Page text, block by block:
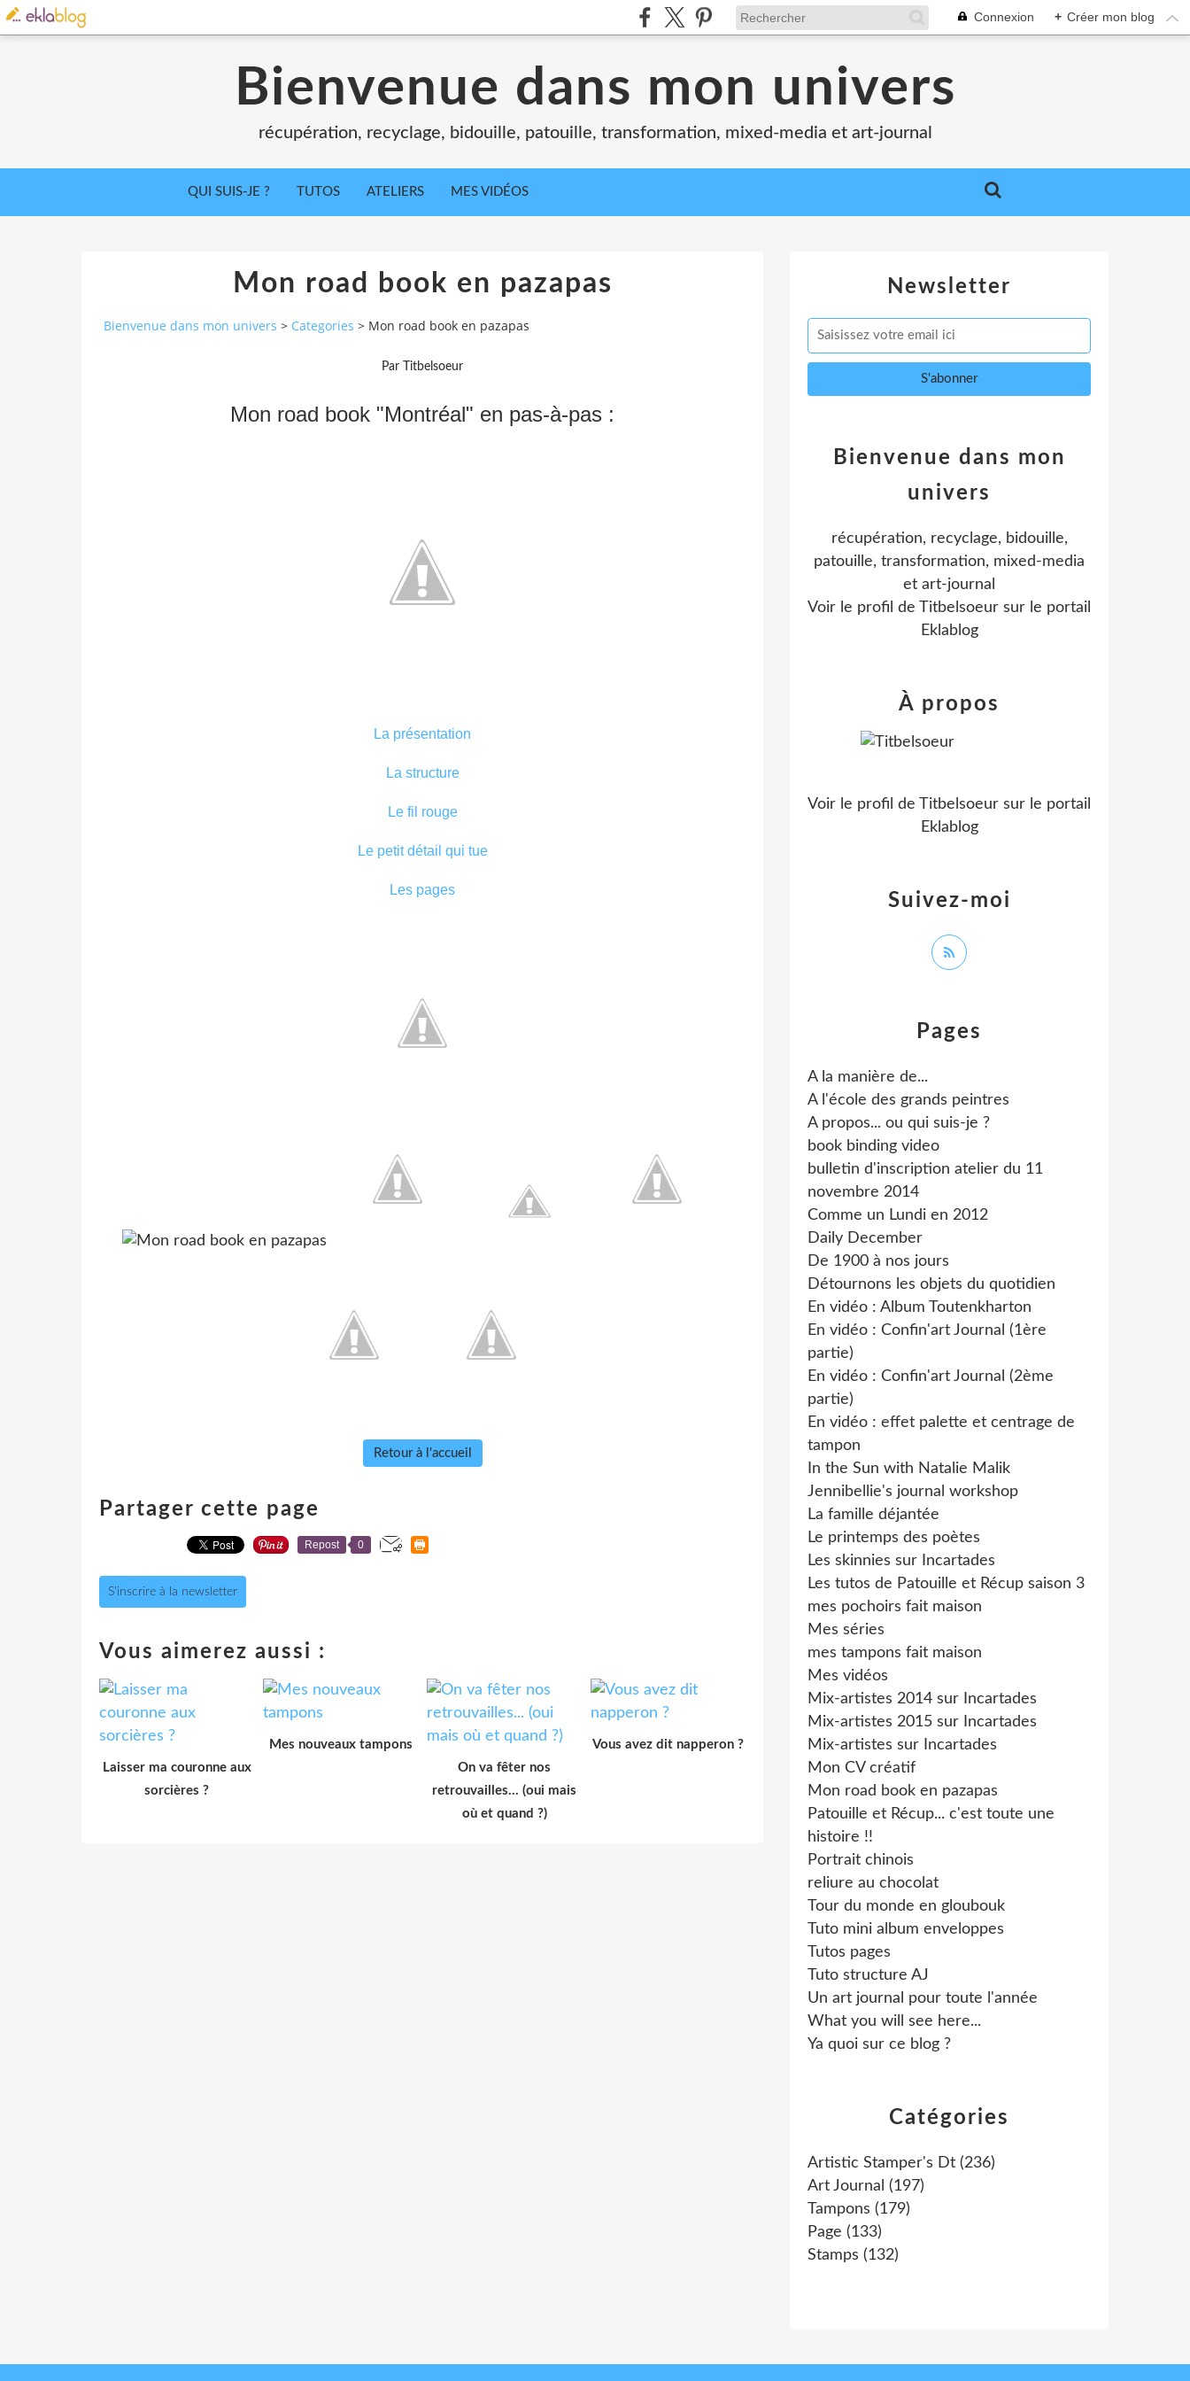
Connexion + Créer mon blog
Bienvenue dans mon univers
récupération, recyclage, bidouille, patouille, transformation, mixed-media et art-journal
QUI SUIS-JE ? TUTOS ATELIERS MES VIDÉOS
Mon road book en pazapas
Bienvenue dans mon univers > Categories > Mon road book en pazapas
Par Titbelsoeur
Mon road book "Montréal" en pas-à-pas :
La présentation
La structure
Le fil rouge
Le petit détail qui tue
Les pages
Retour à l'accueil
Partager cette page
Repost 0
S'inscrire à la newsletter
Vous aimerez aussi :
Laisser ma couronne aux
sorcières ?
Mes nouveaux tampons
On va fêter nos
retrouvailles... (oui mais
où et quand ?)
Vous avez dit napperon ?
Newsletter
Catégories
Artistic Stamper's Dt (236)
Art Journal (197)
Tampons (179)
Page (133)
Stamps (132)
Pages
A la manière de...
A l'école des grands peintres
A propos... ou qui suis-je ?
book binding video
bulletin d'inscription atelier du 11
novembre 2014
Comme un Lundi en 2012
Daily December
De 1900 à nos jours
Détournons les objets du quotidien
En vidéo : Album Toutenkharton
En vidéo : Confin'art Journal (1ère
partie)
En vidéo : Confin'art Journal (2ème
partie)
En vidéo : effet palette et centrage de
tampon
In the Sun with Natalie Malik
Jennibellie's journal workshop
La famille déjantée
Le printemps des poètes
Les skinnies sur Incartades
Les tutos de Patouille et Récup saison 3
mes pochoirs fait maison
Mes séries
mes tampons fait maison
Mes vidéos
Mix-artistes 2014 sur Incartades
Mix-artistes 2015 sur Incartades
Mix-artistes sur Incartades
Mon CV créatif
Mon road book en pazapas
Patouille et Récup... c'est toute une
histoire !!
Portrait chinois
reliure au chocolat
Tour du monde en gloubouk
Tuto mini album enveloppes
Tutos pages
Tuto structure AJ
Un art journal pour toute l'année
What you will see here...
Ya quoi sur ce blog ?
Bienvenue dans mon
univers
récupération, recyclage, bidouille,
patouille, transformation, mixed-media
et art-journal
Voir le profil de Titbelsoeur sur le portail
Eklablog
Suivez-moi
À propos
Voir le profil de Titbelsoeur sur le portail
Eklablog